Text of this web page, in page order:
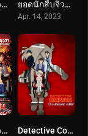
ยอดนักสืบจิ๋วโคนัน vs. จอมโจรคิด (2024) Detective Conan vs. Kid the Phantom Thief ยอดนักสืบจิ๋วโคนัน เดอะมูฟวี่ 26: มฤตยูใต้น้ำทมิฬ (2023) Detective Conan The Movie 26: Black Iron Submarine
Apr. 14, 2023
ยอดนักสืบจิ๋วโคนัน เดอะมูฟวี่ 24: กระสุนสีเพลิง (2021) Detective Conan The Movie 24: The Scarlet Bullet Detective Conan The Scarlet Alibi (2021) ยอดนักสืบจิ๋วโคนัน ผ่าปริศนาปมมรณะ